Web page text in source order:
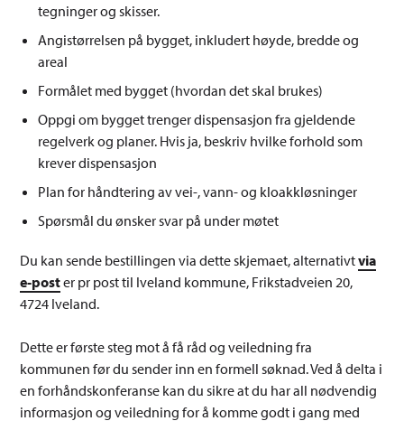
tegninger og skisser.
Angistørrelsen på bygget, inkludert høyde, bredde og
areal
Formålet med bygget (hvordan det skal brukes)
Oppgi om bygget trenger dispensasjon fra gjeldende
regelverk og planer. Hvis ja, beskriv hvilke forhold som
krever dispensasjon
Plan for håndtering av vei-, vann- og kloakkløsninger
Spørsmål du ønsker svar på under møtet
Du kan sende bestillingen via dette skjemaet, alternativtvia
e-poster pr post til Iveland kommune, Frikstadveien 20,
4724 Iveland.
Dette er første steg mot å få råd og veiledning fra
kommunen før du sender inn en formell søknad. Ved å delta i
en forhåndskonferanse kan du sikre at du har all nødvendig
informasjon og veiledning for å komme godt i gang med